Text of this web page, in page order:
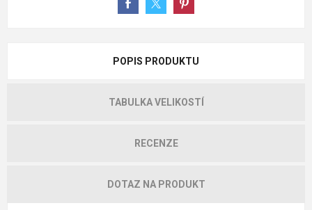
POPIS PRODUKTU
TABULKA VELIKOSTÍ
RECENZE
DOTAZ NA PRODUKT